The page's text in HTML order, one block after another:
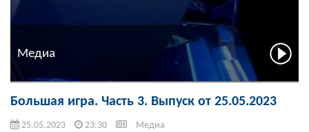
Медиа
Большая игра. Часть 3. Выпуск от 25.05.2023
25.05.2023 23:30 Медиа